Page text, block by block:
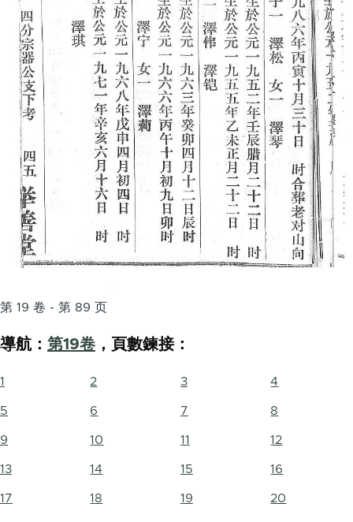
第 19 卷 - 第 89 页
導航： 第19卷 ，頁數鍊接：
1 2 3 4
5 6 7 8
9 10 11 12
13 14 15 16
17 18 19 20